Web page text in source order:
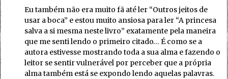
Eu também não era muito fã até ler “Outros jeitos de
usar a boca” e estou muito ansiosa para ler “A princesa
salva a si mesma neste livro” exatamente pela maneira
que me senti lendo o primeiro citado… É como se a
autora estivesse mostrando toda a sua alma e fazendo o
leitor se sentir vulnerável por perceber que a própria
alma também está se expondo lendo aquelas palavras.